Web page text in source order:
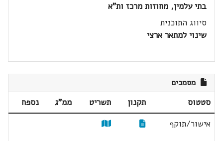
בתי עלמין, מחוזות מרכז ות"א
סיווג התוכנית
שינוי למתאר ארצי
מסמכים
סטטוס תקנון תשריט ממ"ג
נספח
אישור/תוקף